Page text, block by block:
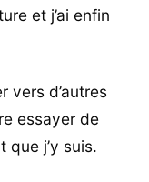
et j’ai enfin
vers d’autres
essayer de
que j’y suis.